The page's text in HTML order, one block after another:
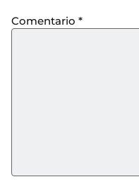
Comentario *